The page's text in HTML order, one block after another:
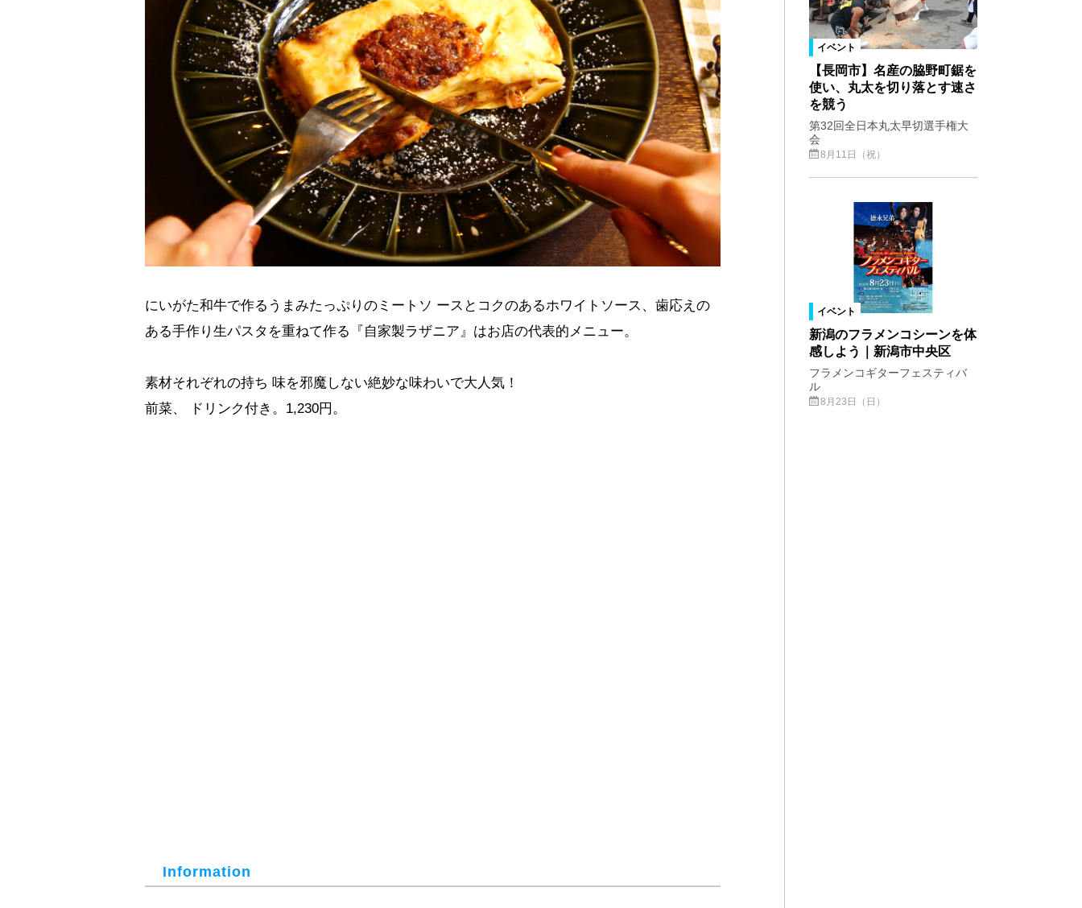
にいがた和牛で作るうまみたっぷりのミートソ ースとコクのあるホワイトソース、歯応えの
ある手作り生パスタを重ねて作る『自家製ラザニア』はお店の代表的メニュー。
素材それぞれの持ち 味を邪魔しない絶妙な味わいで大人気！
前菜、 ドリンク付き。1,230円。
Information
イベント
【長岡市】名産の脇野町鋸を
使い、丸太を切り落とす速さ
を競う
第32回全日本丸太早切選手権大
会
8月11日（祝）
イベント
新潟のフラメンコシーンを体
感しよう｜新潟市中央区
フラメンコギターフェスティバ
ル
8月23日（日）